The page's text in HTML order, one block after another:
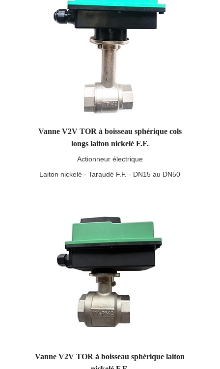
Vanne V2V TOR à boisseau sphérique cols
longs laiton nickelé F.F.
Actionneur électrique
Laiton nickelé - Taraudé F.F. - DN15 au DN50
Vanne V2V TOR à boisseau sphérique laiton